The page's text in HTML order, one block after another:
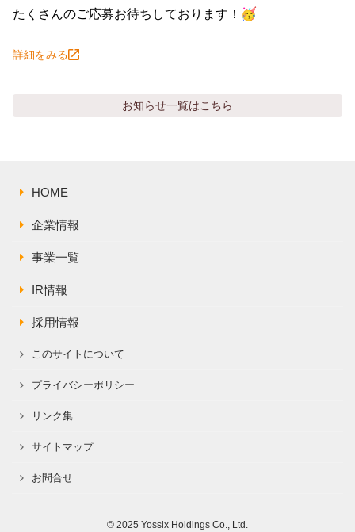
たくさんのご応募お待ちしております！🥳
詳細をみる
お知らせ一覧はこちら
HOME
企業情報
事業一覧
IR情報
採用情報
このサイトについて
プライバシーポリシー
リンク集
サイトマップ
お問合せ
© 2025 Yossix Holdings Co., Ltd.